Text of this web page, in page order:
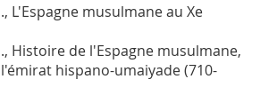
L'Espagne musulmane au Xe
Histoire de l'Espagne musulmane,
hispano-umaiyade (710-